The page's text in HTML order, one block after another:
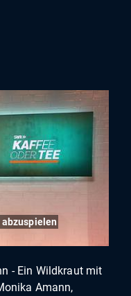
- Ein Wildkraut mit
Amann,